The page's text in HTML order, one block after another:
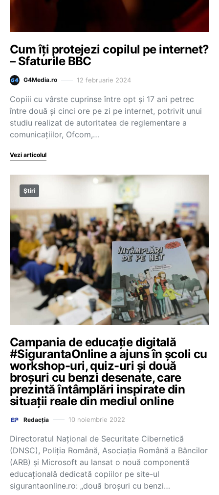
Cum îți protejezi copilul pe internet?
– Sfaturile BBC
G4Media.ro 12 februarie 2024
Copiii cu vârste cuprinse între opt și 17 ani petrec
între două și cinci ore pe zi pe internet, potrivit unui
studiu realizat de autoritatea de reglementare a
comunicațiilor, Ofcom,…
Vezi articolul
Știri
Campania de educație digitală
#SigurantaOnline a ajuns în școli cu
workshop-uri, quiz-uri și două
broșuri cu benzi desenate, care
prezintă întâmplări inspirate din
situații reale din mediul online
Redacția 10 noiembrie 2022
Directoratul Național de Securitate Cibernetică
(DNSC), Poliția Română, Asociația Română a Băncilor
(ARB) și Microsoft au lansat o nouă componentă
educațională dedicată copiilor pe site-ul
sigurantaonline.ro: „două broșuri cu benzi…